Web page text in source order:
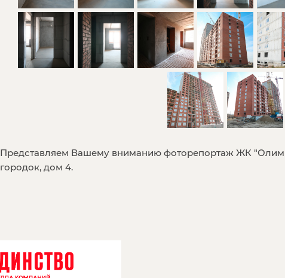
Представляем Вашему вниманию фоторепортаж ЖК
городок, дом 4.